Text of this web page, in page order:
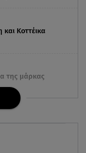
Κοττέικα
της μάρκας
αυτοκίνητο: Τι